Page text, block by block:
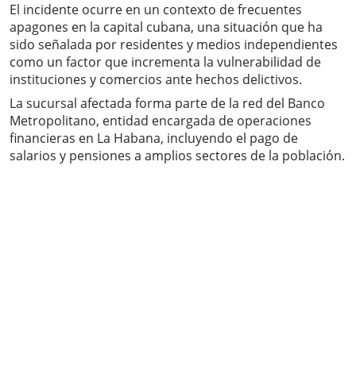
El incidente ocurre en un contexto de frecuentes
apagones en la capital cubana, una situación que ha
sido señalada por residentes y medios independientes
como un factor que incrementa la vulnerabilidad de
instituciones y comercios ante hechos delictivos.
La sucursal afectada forma parte de la red del Banco
Metropolitano, entidad encargada de operaciones
financieras en La Habana, incluyendo el pago de
salarios y pensiones a amplios sectores de la población.